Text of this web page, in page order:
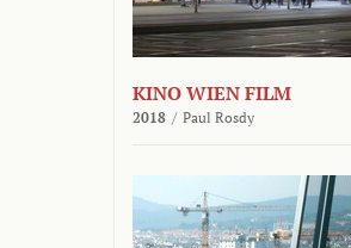
KINO WIEN FILM
2018 / Paul Rosdy